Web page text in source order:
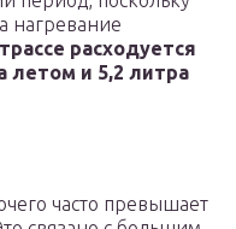
нагревание
расходуется
летом и 5,2 литра
часто превышает